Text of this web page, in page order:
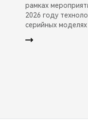
рамках
2026 году
серийных